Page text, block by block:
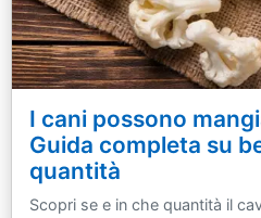
I cani possono
Guida completa su
quantità
Scopri se e in che quantità il